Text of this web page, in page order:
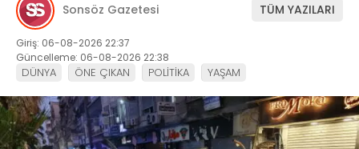
Sonsöz Gazetesi TÜM YAZILARI
Giriş: 06-08-2026 22:37
Güncelleme: 06-08-2026 22:38
DÜNYA ÖNE ÇIKAN POLİTİKA YAŞAM